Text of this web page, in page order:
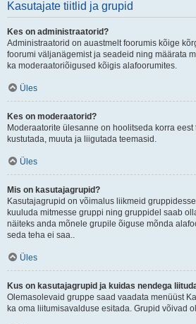
Kasutajate tiitlid ja grupid
Kes on administraatorid?
Administraatorid on auastmelt foorumis kõige
foorumi väljanägemist ja seadeid ning määrata
ka moderaatoriõigused kõigis alafoorumites.
Üles
Kes on moderaatorid?
Moderaatorite ülesanne on hoolitseda korra eest
kustutada, muuta ja liigutada teemasid.
Üles
Mis on kasutajagrupid?
Kasutajagrupid on võimalus liikmeid
kuuluda mitmesse gruppi ning gruppidel saab
näiteks anda mõnele grupile õiguse mõnda
seda teha ei saa..
Üles
Kus on kasutajagrupid ja kuidas nendega
Olemasolevaid gruppe saad vaadata menüüst
ka oma liitumisavalduse esitada. Grupid võivad